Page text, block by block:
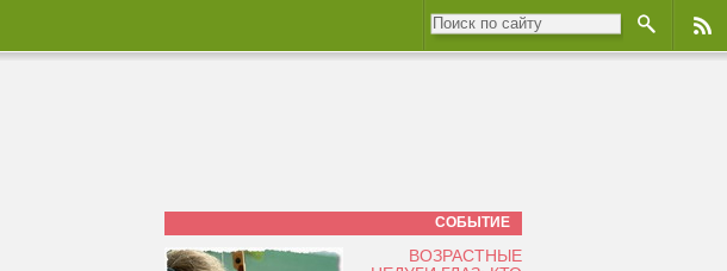
СОБЫТИЕ
ВОЗРАСТНЫЕ